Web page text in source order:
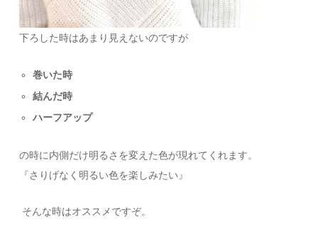
下ろした時はあまり見えないのですが
巻いた時
結んだ時
ハーフアップ
の時に内側だけ明るさを変えた色が現れてくれます。
『さりげなく明るい色を楽しみたい』
そんな時はオススメですぞ。